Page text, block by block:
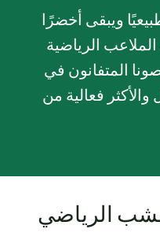
ويبقى أخضرًا
الرياضية
المتفانون في
فعالية من
الرياضي